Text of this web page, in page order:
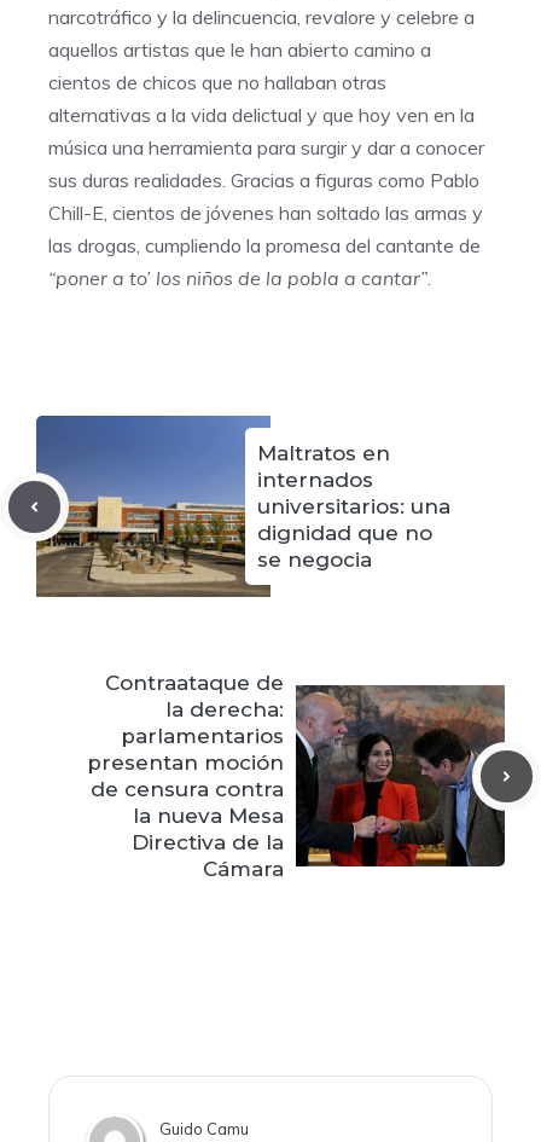
narcotráfico y la delincuencia, revalore y celebre a
aquellos artistas que le han abierto camino a
cientos de chicos que no hallaban otras
alternativas a la vida delictual y que hoy ven en la
música una herramienta para surgir y dar a conocer
sus duras realidades. Gracias a figuras como Pablo
Chill-E, cientos de jóvenes han soltado las armas y
las drogas, cumpliendo la promesa del cantante de
“poner a to’ los niños de la pobla a cantar”.
Maltratos en
internados
universitarios: una
dignidad que no
se negocia
Contraataque de
la derecha:
parlamentarios
presentan moción
de censura contra
la nueva Mesa
Directiva de la
Cámara
Guido Camu